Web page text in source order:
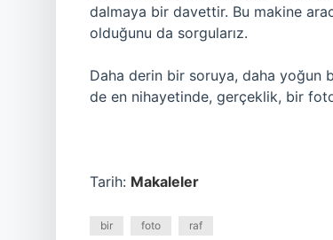
dalmaya bir davettir. Bu makine
olduğunu da sorgularız.
Daha derin bir soruya, daha yoğun
de en nihayetinde, gerçeklik, bir
Tarih: Makaleler
bir foto raf